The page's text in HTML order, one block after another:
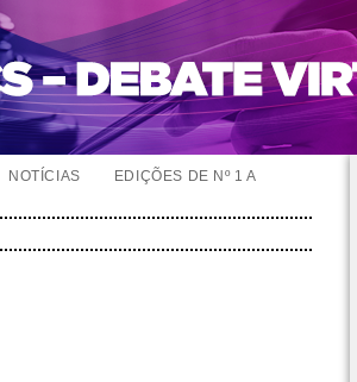
NOTÍCIAS
EDIÇÕES DE Nº 1 A